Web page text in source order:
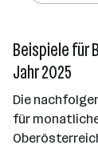
Beispiele für
Jahr 2025
Die
für